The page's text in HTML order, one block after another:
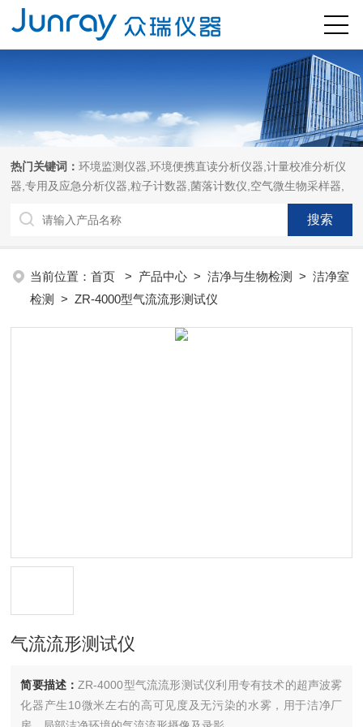
热门关键词：环境监测仪器,环境便携直读分析仪器,计量校准分析仪
器,专用及应急分析仪器,粒子计数器,菌落计数仪,空气微生物采样器,
当前位置：首页 > 产品中心 >洁净与生物检测 >洁净室
检测
> ZR-4000型气流流形测试仪
气流流形测试仪
简要描述： ZR-4000型气流流形测试仪利用专有技术的超声波雾
化器产生10微米左右的高可见度及无污染的水雾，用于洁净厂